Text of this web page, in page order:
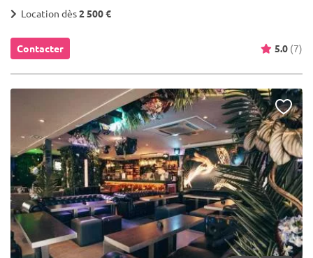
Location dès2 500 €
Contacter 5.0 (7)